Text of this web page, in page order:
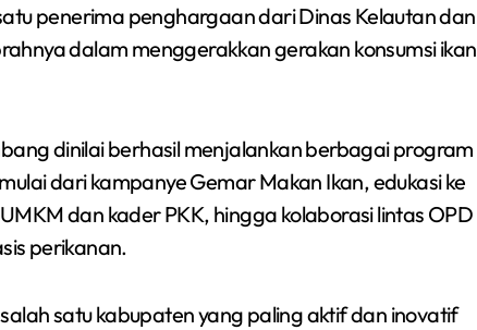
penerima penghargaan dari Dinas Kelautan dan
dalam menggerakkan gerakan konsumsi ikan
dinilai berhasil menjalankan berbagai program
dari kampanye Gemar Makan Ikan, edukasi ke
dan kader PKK, hingga kolaborasi lintas OPD
perikanan.
satu kabupaten yang paling aktif dan inovatif